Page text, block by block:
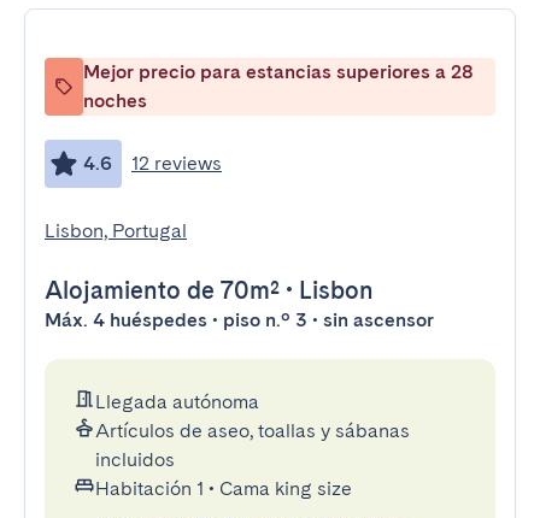
Mejor precio para estancias superiores a 28
noches
4.6 12 reviews
Lisbon, Portugal
Alojamiento de 70m² • Lisbon
Máx. 4 huéspedes • piso n.º 3 • sin ascensor
Llegada autónoma
Artículos de aseo, toallas y sábanas
incluidos
Habitación 1 • Cama king size